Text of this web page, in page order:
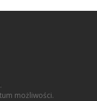
możliwości.